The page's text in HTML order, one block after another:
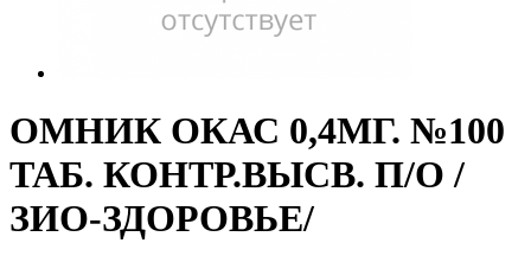
ОМНИК ОКАС 0,4МГ. №100
ТАБ. КОНТР.ВЫСВ. П/О /
ЗИО-ЗДОРОВЬЕ/